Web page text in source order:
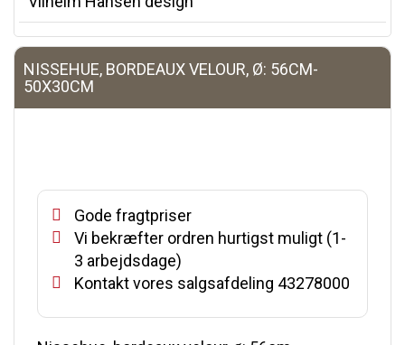
NISSEHUE, BORDEAUX VELOUR, Ø: 56CM-
50X30CM
Gode fragtpriser
Vi bekræfter ordren hurtigst muligt (1-
3 arbejdsdage)
Kontakt vores salgsafdeling 43278000